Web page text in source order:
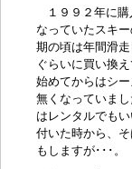
１９９２年に
なっていたスキ
期の頃は年間滑
ぐらいに買い換
始めてからはシ
無くなっていま
はレンタルでも
付いた時から、
もしますが･･･。